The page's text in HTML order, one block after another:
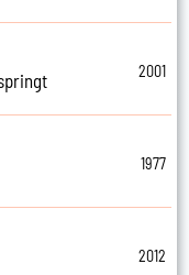
2001
1977
2012